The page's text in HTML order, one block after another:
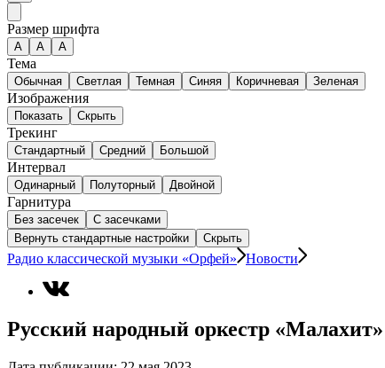
Размер шрифта
А A A
Тема
Обычная Светлая Темная Синяя Коричневая Зеленая
Изображения
Показать Скрыть
Трекинг
Стандартный Средний Большой
Интервал
Одинарный Полуторный Двойной
Гарнитура
Без засечек
С засечками
Вернуть стандартные настройки
Скрыть
Радио классической музыки «Орфей» Новости
Русский народный оркестр